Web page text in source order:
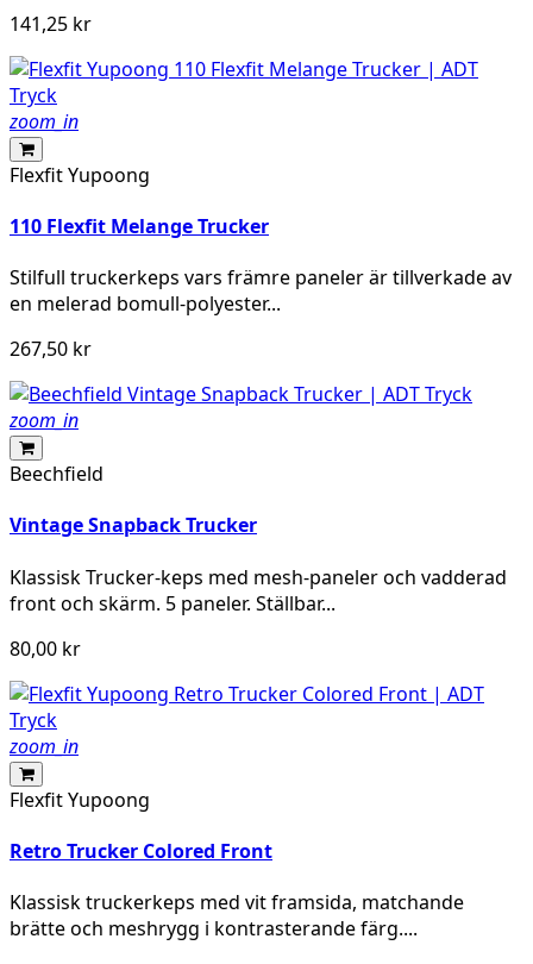
141,25 kr
zoom_in
Flexfit Yupoong
110 Flexfit Melange Trucker
Stilfull truckerkeps vars främre paneler är tillverkade av
en melerad bomull-polyester...
267,50 kr
zoom_in
Beechfield
Vintage Snapback Trucker
Klassisk Trucker-keps med mesh-paneler och vadderad
front och skärm. 5 paneler. Ställbar...
80,00 kr
zoom_in
Flexfit Yupoong
Retro Trucker Colored Front
Klassisk truckerkeps med vit framsida, matchande
brätte och meshrygg i kontrasterande färg....